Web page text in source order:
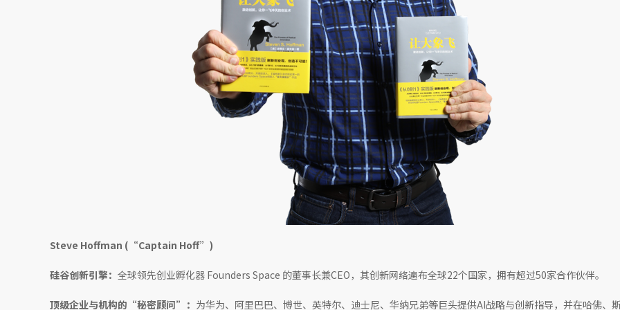
Steve Hoffman (“Captain Hoff”)
硅谷创新引擎： 全球领先创业孵化器 Founders Space 的董事长兼CEO，其创新网络遍布全球22个国家，拥有超过50家合作伙伴。
顶级企业与机构的“秘密顾问”： 为华为、阿里巴巴、博世、英特尔、迪士尼、华纳兄弟等巨头提供AI战略与创新指导，并在哈佛、